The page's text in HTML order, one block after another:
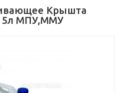
Крышта
5л МПУ,ММУ